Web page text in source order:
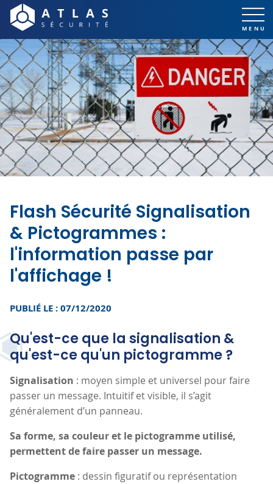
Flash Sécurité Signalisation
& Pictogrammes :
l'information passe par
l'affichage !
PUBLIÉ LE : 07/12/2020
Qu'est-ce que la signalisation &
qu'est-ce qu'un pictogramme ?
Signalisation : moyen simple et universel pour faire
passer un message. Intuitif et visible, il s’agit
généralement d’un panneau.
Sa forme, sa couleur et le pictogramme utilisé,
permettent de faire passer un message.
Pictogramme : dessin figuratif ou représentation